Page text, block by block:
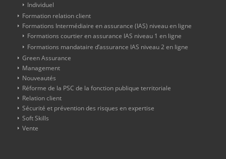
Individuel
Formation relation client
Formations Intermédiaire en assurance (IAS) niveau en ligne
Formations courtier en assurance IAS niveau 1 en ligne
Formations mandataire d’assurance IAS niveau 2 en ligne
Green Assurance
Management
Nouveautés
Réforme de la PSC de la fonction publique territoriale
Relation client
Sécurité et prévention des risques en expertise
Soft Skills
Vente